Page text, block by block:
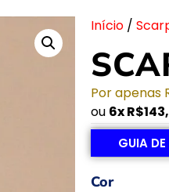
Início /
Por apenas
ou 6xR$
GUIA
Cor